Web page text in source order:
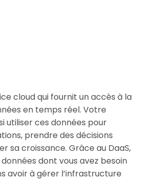
cloud qui fournit un accès à la
en temps réel. Votre
utiliser ces données pour
prendre des décisions
sa croissance. Grâce au DaaS,
dont vous avez besoin
avoir à gérer l’infrastructure